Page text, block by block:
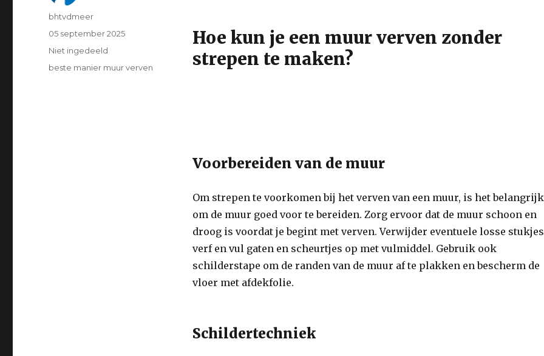
Hoe kun je een muur verven zonder
strepen te maken?
Voorbereiden van de muur
Om strepen te voorkomen bij het verven van een muur, is het belangrijk
om de muur goed voor te bereiden. Zorg ervoor dat de muur schoon en
droog is voordat je begint met verven. Verwijder eventuele losse stukjes
verf en vul gaten en scheurtjes op met vulmiddel. Gebruik ook
schilderstape om de randen van de muur af te plakken en bescherm de
vloer met afdekfolie.
Schildertechniek
Author
bhtvdmeer
Geplaatst
op
05 september 2025
Categorie
Niet ingedeeld
Tags
beste manier muur verven